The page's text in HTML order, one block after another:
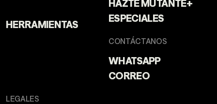
HERRAMIENTAS
ESPECIALES
CONTÁCTANOS
WHATSAPP
CORREO
LEGALES